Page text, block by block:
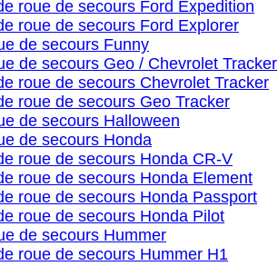
roue de secours Ford Expedition
roue de secours Ford Explorer
de secours Funny
de secours Geo / Chevrolet Tracker
roue de secours Chevrolet Tracker
roue de secours Geo Tracker
de secours Halloween
de secours Honda
roue de secours Honda CR-V
roue de secours Honda Element
roue de secours Honda Passport
roue de secours Honda Pilot
de secours Hummer
roue de secours Hummer H1